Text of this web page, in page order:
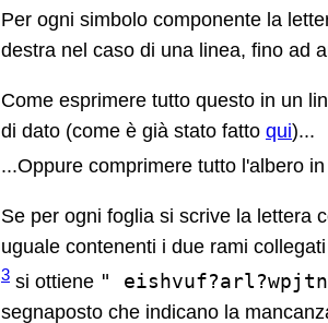
Per ogni simbolo componente la
destra nel caso di una linea, fino ad
Come esprimere tutto questo in un
di dato (come è già stato fatto qui)...
...Oppure comprimere tutto l'albero
Se per ogni foglia si scrive la lettera
uguale contenenti i due rami
3 si ottiene "
segnaposto che indicano la